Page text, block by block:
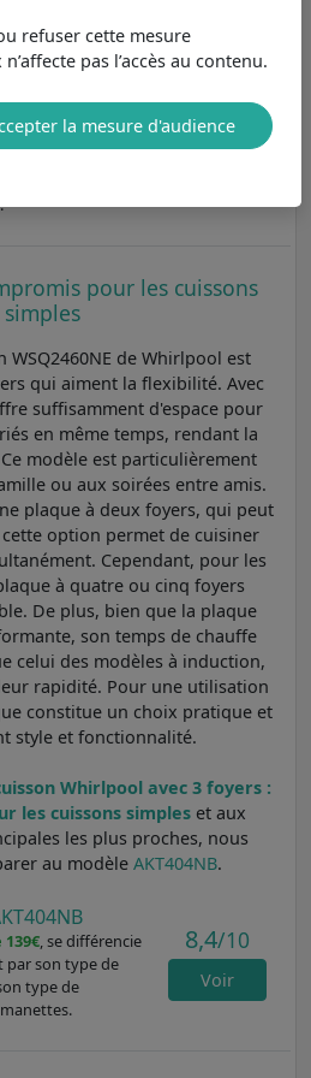
, possède les
8,3
9,1/10
pour les cuissons
simples
WSQ2460NE de Whirlpool est
qui aiment la flexibilité. Avec
suffisamment d'espace pour
en même temps, rendant la
modèle est particulièrement
ou aux soirées entre amis.
plaque à deux foyers, qui peut
option permet de cuisiner
Cependant, pour les
à quatre ou cinq foyers
De plus, bien que la plaque
son temps de chauffe
celui des modèles à induction,
rapidité. Pour une utilisation
constitue un choix pratique et
style et fonctionnalité.
Whirlpool avec 3 foyers :
les cuissons simples et aux
les plus proches, nous
au modèle AKT404NB.
, se différencie
par son type de
type de
8,4/10
Voir
refuser cette mesure
pas l’accès au contenu.
la mesure d'audience